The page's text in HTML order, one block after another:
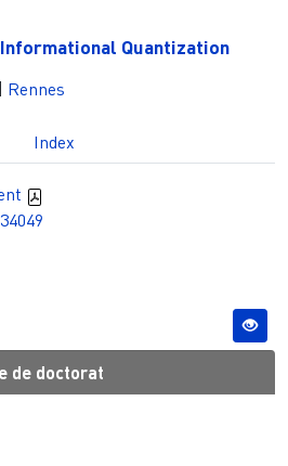
Quantization
Rennes
Index
de doctorat